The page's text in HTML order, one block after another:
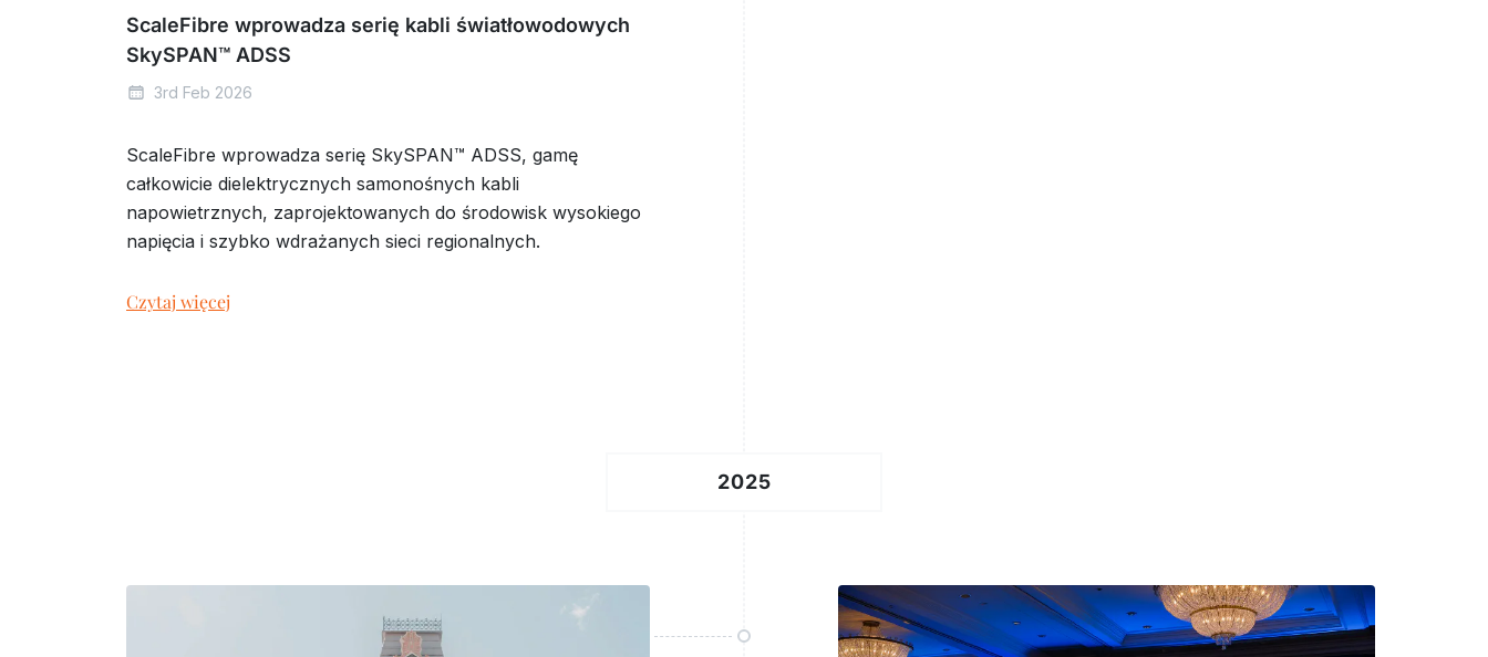
ScaleFibre wprowadza serię kabli światłowodowych
SkySPAN™ ADSS
3rd Feb 2026
ScaleFibre wprowadza serię SkySPAN™ ADSS, gamę
całkowicie dielektrycznych samonośnych kabli
napowietrznych, zaprojektowanych do środowisk wysokiego
napięcia i szybko wdrażanych sieci regionalnych.
Czytaj więcej
2025